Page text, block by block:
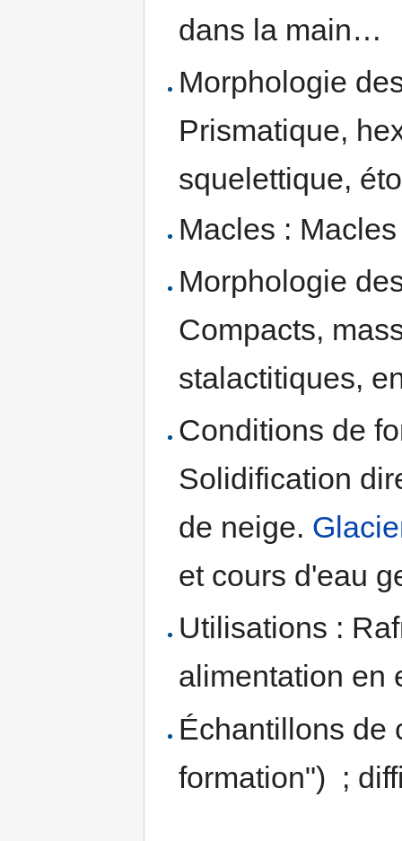
dans la main…
Morphologie
Prismatique,
squelettique,
Macles :
Morphologie
Compacts,
stalactitiques,
Conditions de
Solidification
de neige.
et cours d'eau
Utilisations :
alimentation
Échantillons de
formation") ;